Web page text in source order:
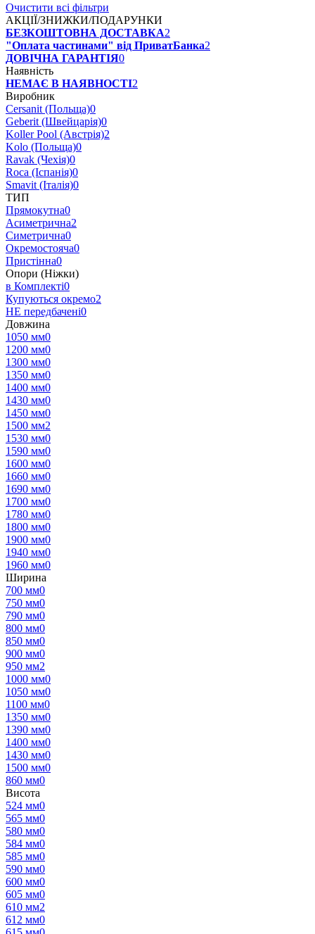
Очистити всі фільтри
АКЦІЇ/ЗНИЖКИ/ПОДАРУНКИ
БЕЗКОШТОВНА ДОСТАВКА2
"Оплата частинами" від ПриватБанка2
ДОВІЧНА ГАРАНТІЯ0
Наявність
НЕМАЄ В НАЯВНОСТІ2
Виробник
Cersanit (Польща)0
Geberit (Швейцарія)0
Koller Pool (Австрія)2
Kolo (Польща)0
Ravak (Чехія)0
Roca (Іспанія)0
Smavit (Італія)0
ТИП
Прямокутна0
Асиметрична2
Симетрична0
Окремостояча0
Пристінна0
Опори (Ніжки)
в Комплекті0
Купуються окремо2
НЕ передбачені0
Довжина
1050 мм0
1200 мм0
1300 мм0
1350 мм0
1400 мм0
1430 мм0
1450 мм0
1500 мм2
1530 мм0
1590 мм0
1600 мм0
1660 мм0
1690 мм0
1700 мм0
1780 мм0
1800 мм0
1900 мм0
1940 мм0
1960 мм0
Ширина
700 мм0
750 мм0
790 мм0
800 мм0
850 мм0
900 мм0
950 мм2
1000 мм0
1050 мм0
1100 мм0
1350 мм0
1390 мм0
1400 мм0
1430 мм0
1500 мм0
860 мм0
Висота
524 мм0
565 мм0
580 мм0
584 мм0
585 мм0
590 мм0
600 мм0
605 мм0
610 мм2
612 мм0